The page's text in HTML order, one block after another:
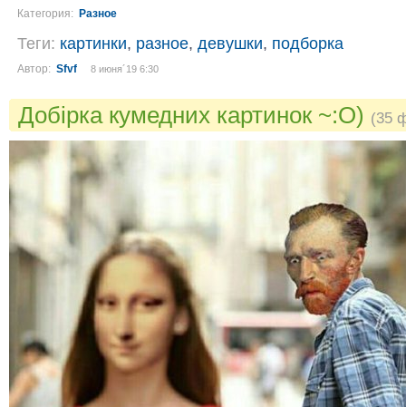
Категория: Разное
Теги: картинки, разное, девушки, подборка
Автор: Sfvf 8 июня´19 6:30
Добірка кумедних картинок ~:O) (35